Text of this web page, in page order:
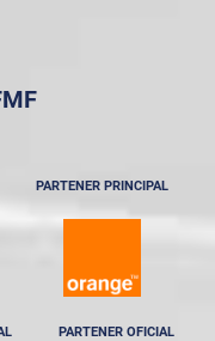
PARTENER PRINCIPAL
PARTENER OFICIAL